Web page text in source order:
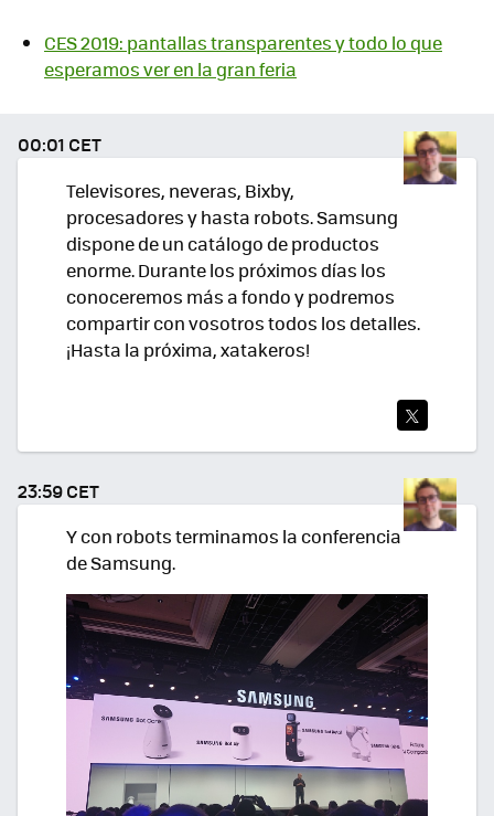
CES 2019: pantallas transparentes y todo lo que
esperamos ver en la gran feria
00:01 CET
Televisores, neveras, Bixby,
procesadores y hasta robots. Samsung
dispone de un catálogo de productos
enorme. Durante los próximos días los
conoceremos más a fondo y podremos
compartir con vosotros todos los detalles.
¡Hasta la próxima, xatakeros!
TEA
R
23:59 CET
Y con robots terminamos la conferencia
de Samsung.